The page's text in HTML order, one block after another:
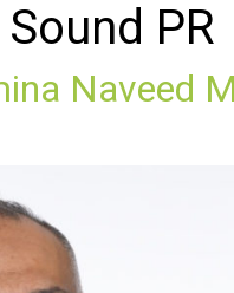
Sound PR
Naveed